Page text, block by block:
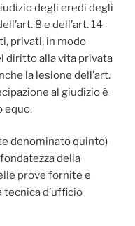
degli eredi degli
8 e dell’art. 14
privati, in modo
diritto alla vita privata
la lesione dell’art.
al giudizio è
equo.
denominato quinto)
della
prove fornite e
d’ufficio